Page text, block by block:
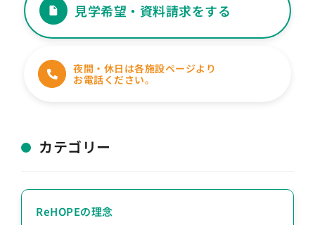
見学希望・資料請求をする
夜間・休日は各施設ページより
お電話ください。
カテゴリー
ReHOPEの理念